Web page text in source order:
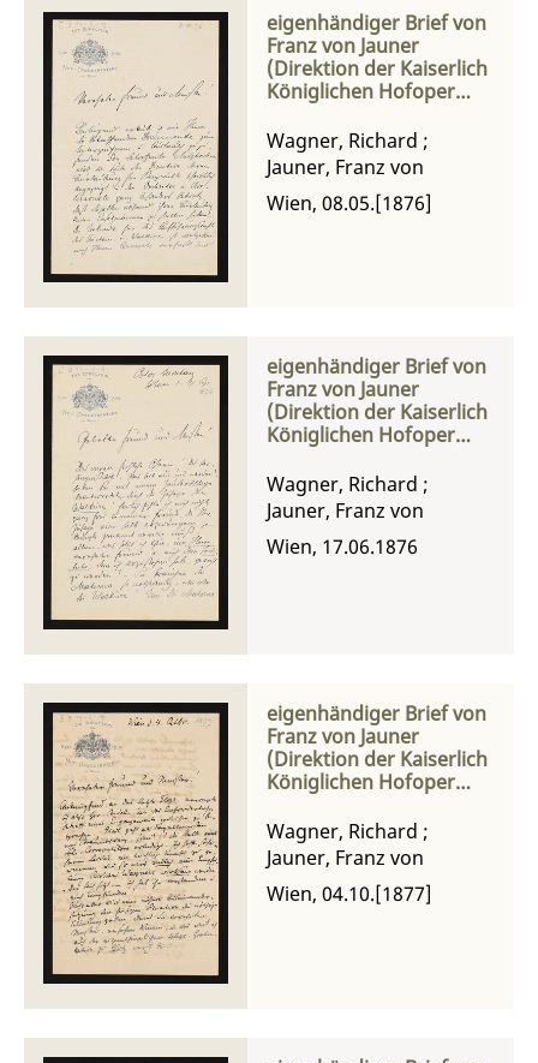
eigenhändiger Brief von
Franz von Jauner
(Direktion der Kaiserlich
Königlichen Hofoper
Wagner
Wagner, Richard ;
Jauner, Franz von
Wien, 08.05.[1876]
eigenhändiger Brief von
Franz von Jauner
(Direktion der Kaiserlich
Königlichen Hofoper
Wagner
Wagner, Richard ;
Jauner, Franz von
Wien, 17.06.1876
eigenhändiger Brief von
Franz von Jauner
(Direktion der Kaiserlich
Königlichen Hofoper
Wagner
Wagner, Richard ;
Jauner, Franz von
Wien, 04.10.[1877]